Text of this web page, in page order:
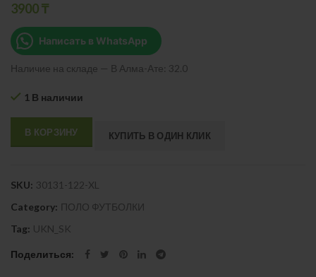
3900₸
Написать в WhatsApp
Наличие на складе — В Алма-Ате: 32.0
1 В наличии
В КОРЗИНУ КУПИТЬ В ОДИН КЛИК
SKU: 30131-122-XL
Category: ПОЛО ФУТБОЛКИ
Tag: UKN_SK
Поделиться